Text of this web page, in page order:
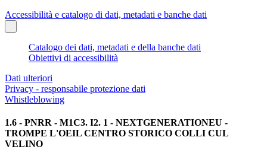
Accessibilità e catalogo di dati, metadati e banche dati
Catalogo dei dati, metadati e della banche dati
Obiettivi di accessibilità
Dati ulteriori
Privacy - responsabile protezione dati
Whistleblowing
1.6 - PNRR - M1C3. I2. 1 - NEXTGENERATIONEU -
TROMPE L'OEIL CENTRO STORICO COLLI CUL
VELINO